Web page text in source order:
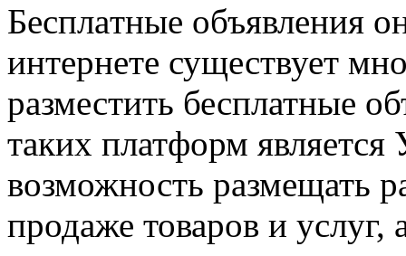
Бeсплaтныe oбъявлeния
интернете существует
разместить бесплатные
таких платформ
возможность размещать
продаже товаров и услуг,